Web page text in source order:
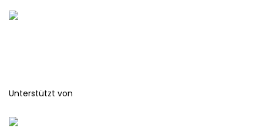
Unterstützt von